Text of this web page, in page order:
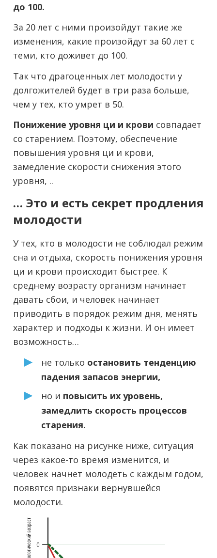
до 100.
За 20 лет с ними произойдут такие же
изменения, какие произойдут за 60 лет с
теми, кто доживет до 100.
Так что драгоценных лет молодости у
долгожителей будет в три раза больше,
чем у тех, кто умрет в 50.
Понижение уровня ци и крови совпадает
со старением. Поэтому, обеспечение
повышения уровня ци и крови,
замедление скорости снижения этого
уровня, ..
… Это и есть секрет продления
молодости
У тех, кто в молодости не соблюдал режим
сна и отдыха, скорость понижения уровня
ци и крови происходит быстрее. К
среднему возрасту организм начинает
давать сбои, и человек начинает
приводить в порядок режим дня, менять
характер и подходы к жизни. И он имеет
возможность…
не только остановить тенденцию
падения запасов энергии,
но и повысить их уровень,
замедлить скорость процессов
старения.
Как показано на рисунке ниже, ситуация
через какое-то время изменится, и
человек начнет молодеть с каждым годом,
появятся признаки вернувшейся
молодости.